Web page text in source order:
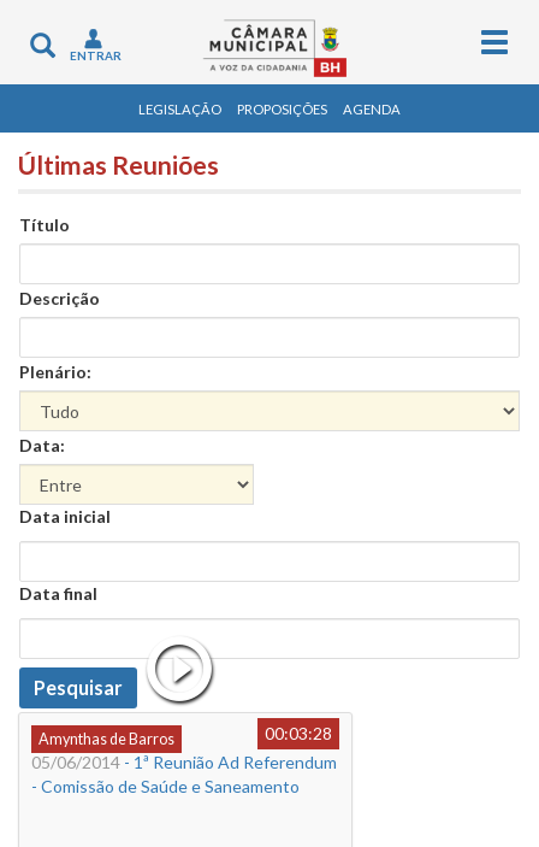
Toggle
navigation
ENTRAR
LEGISLAÇÃO PROPOSIÇÕES AGENDA
Últimas Reuniões
Título
Descrição
Plenário:
Data:
Data
Data inicial
Data
Data final
Data
Pesquisar
Amynthas de Barros
00:03:28
05/06/2014 - 1ª Reunião Ad Referendum
- Comissão de Saúde e Saneamento